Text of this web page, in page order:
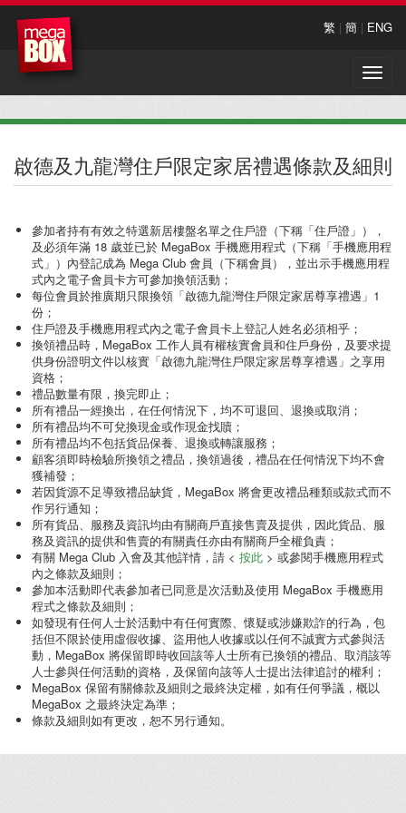
繁 | 簡 | ENG
Toggle
啟德及九龍灣住戶限定家居禮遇條款及細則
參加者持有有效之特選新居樓盤名單之住戶證（下稱「住戶證」），
及必須年滿 18 歲並已於 MegaBox 手機應用程式（下稱「手機應用程
式」）內登記成為 Mega Club 會員（下稱會員），並出示手機應用程
式內之電子會員卡方可參加換領活動；
每位會員於推廣期只限換領「啟德九龍灣住戶限定家居尊享禮遇」1
份；
住戶證及手機應用程式內之電子會員卡上登記人姓名必須相乎；
換領禮品時，MegaBox 工作人員有權核實會員和住戶身份，及要求提
供身份證明文件以核實「啟德九龍灣住戶限定家居尊享禮遇」之享用
資格；
禮品數量有限，換完即止；
所有禮品一經換出，在任何情況下，均不可退回、退換或取消；
所有禮品均不可兌換現金或作現金找贖；
所有禮品均不包括貨品保養、退換或轉讓服務；
顧客須即時檢驗所換領之禮品，換領過後，禮品在任何情況下均不會
獲補發；
若因貨源不足導致禮品缺貨，MegaBox 將會更改禮品種類或款式而不
作另行通知；
所有貨品、服務及資訊均由有關商戶直接售賣及提供，因此貨品、服
務及資訊的提供和售賣的有關責任亦由有關商戶全權負責；
有關 Mega Club 入會及其他詳情，請 < 按此> 或參閱手機應用程式
內之條款及細則；
參加本活動即代表參加者已同意是次活動及使用 MegaBox 手機應用
程式之條款及細則；
如發現有任何人士於活動中有任何實際、懷疑或涉嫌欺詐的行為，包
括但不限於使用虛假收據、盜用他人收據或以任何不誠實方式參與活
動，MegaBox 將保留即時收回該等人士所有已換領的禮品、取消該等
人士參與任何活動的資格，及保留向該等人士提出法律追討的權利；
MegaBox 保留有關條款及細則之最終決定權，如有任何爭議，概以
MegaBox 之最終決定為準；
條款及細則如有更改，恕不另行通知。